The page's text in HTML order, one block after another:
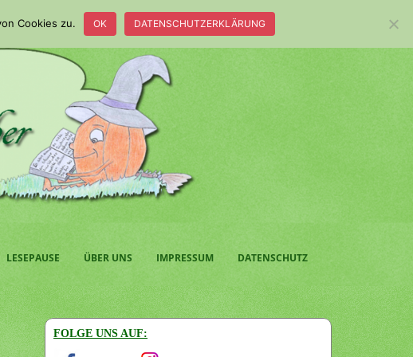
LESEPAUSE ÜBER UNS IMPRESSUM DATENSCHUTZ
FOLGE UNS AUF:
Cookies zu. OK DATENSCHUTZERKLÄRUNG